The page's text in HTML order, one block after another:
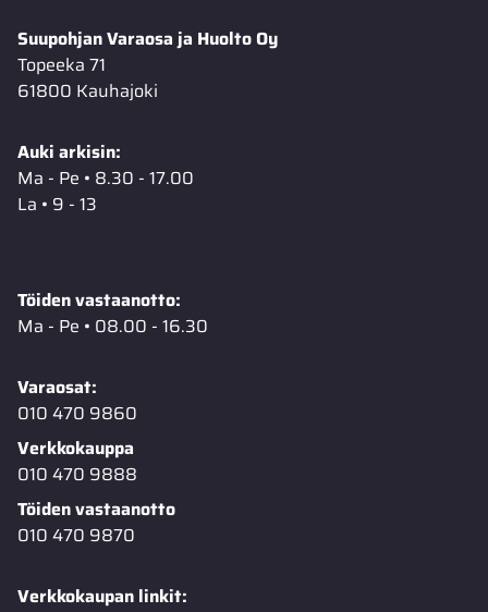
Suupohjan Varaosa ja Huolto Oy
Topeeka 71
61800 Kauhajoki
Auki arkisin:
Ma - Pe • 8.30 - 17.00
La • 9 - 13
Töiden vastaanotto:
Ma - Pe • 08.00 - 16.30
Varaosat:
010 470 9860
Verkkokauppa
010 470 9888
Töiden vastaanotto
010 470 9870
Verkkokaupan linkit: